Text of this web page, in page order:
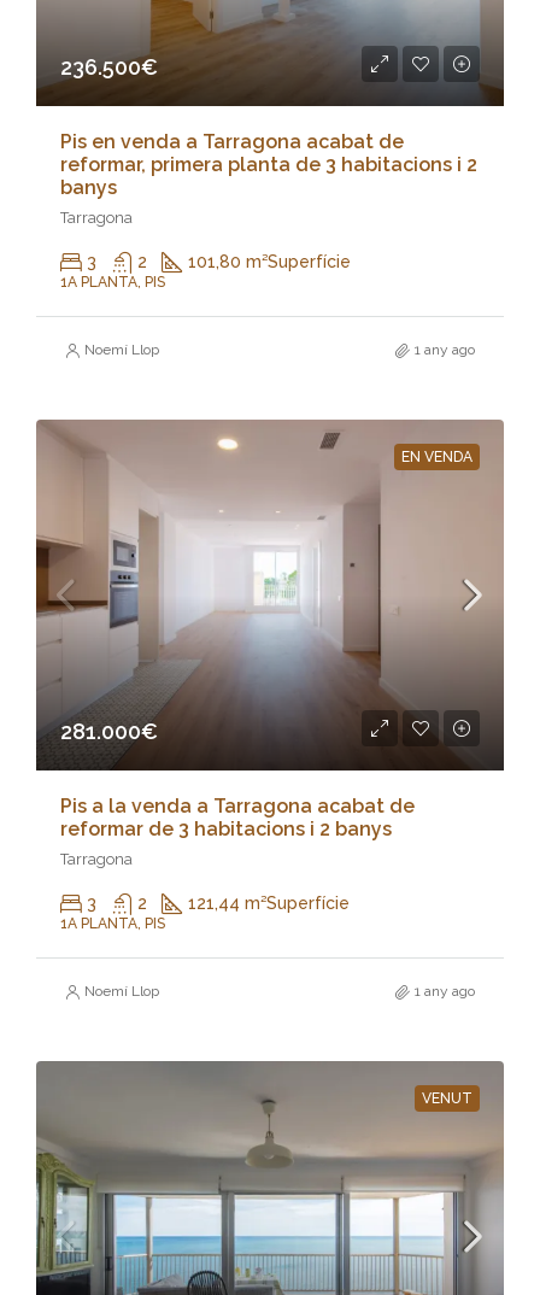
236.500€
Pis en venda a Tarragona acabat de
reformar, primera planta de 3 habitacions i 2
banys
Tarragona
3 2 101,80 m²Superfície
1A PLANTA, PIS
Noemí Llop 1 any ago
EN VENDA
281.000€
Pis a la venda a Tarragona acabat de
reformar de 3 habitacions i 2 banys
Tarragona
3 2 121,44 m²Superfície
1A PLANTA, PIS
Noemí Llop 1 any ago
VENUT